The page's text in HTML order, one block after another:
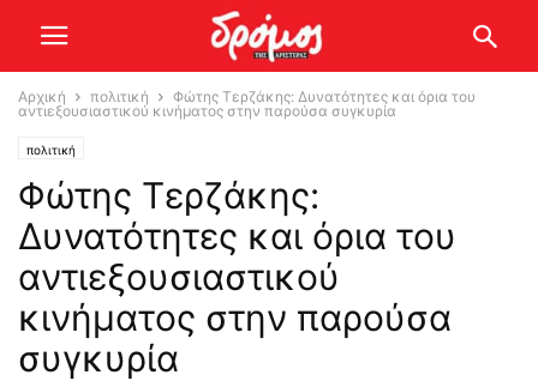
Αρχική πολιτική
Φώτης Τερζάκης: Δυνατότητες και όρια του
αντιεξουσιαστικού κινήματος στην παρούσα συγκυρία
πολιτική
Φώτης Τερζάκης:
Δυνατότητες και όρια του
αντιεξουσιαστικού
κινήματος στην παρούσα
συγκυρία